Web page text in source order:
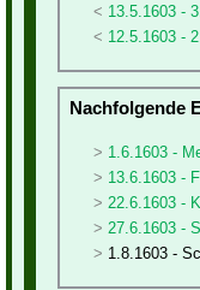
13.5.1603 -
12.5.1603 -
Nachfolgende
1.6.1603 -
13.6.1603 -
22.6.1603 -
27.6.1603 -
1.8.1603 -